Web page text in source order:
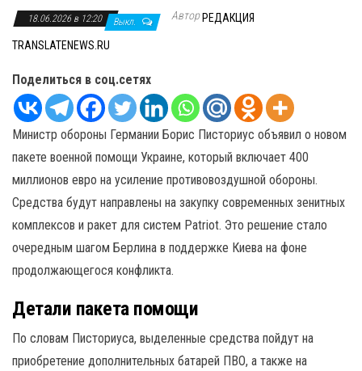
18.06.2026 в 12:20 Выкл. Автор РЕДАКЦИЯ
TRANSLATENEWS.RU
Поделиться в соц.сетях
Министр обороны Германии Борис Писториус объявил о новом
пакете военной помощи Украине, который включает 400
миллионов евро на усиление противовоздушной обороны.
Средства будут направлены на закупку современных зенитных
комплексов и ракет для систем Patriot. Это решение стало
очередным шагом Берлина в поддержке Киева на фоне
продолжающегося конфликта.
Детали пакета помощи
По словам Писториуса, выделенные средства пойдут на
приобретение дополнительных батарей ПВО, а также на